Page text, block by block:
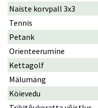
Naiste korvpall 3x3
Tennis
Petank
Orienteerumine
Kettagolf
Mälumäng
Köievedu